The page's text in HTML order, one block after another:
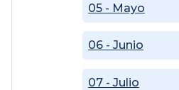
05 - Mayo
06 - Junio
07 - Julio